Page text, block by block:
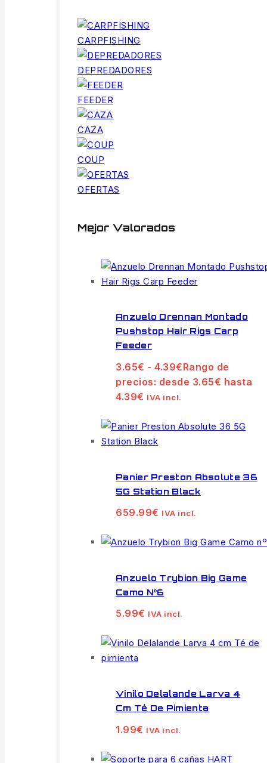
CARPFISHING
DEPREDADORES
FEEDER
CAZA
COUP
OFERTAS
Mejor Valorados
Anzuelo Drennan Montado
Pushstop Hair Rigs Carp
Feeder
3.65€ - 4.39€Rango de
precios: desde 3.65€ hasta
4.39€ IVA incl.
Panier Preston Absolute 36
5G Station Black
659.99€ IVA incl.
Anzuelo Trybion Big Game
Camo Nº6
5.99€ IVA incl.
Vinilo Delalande Larva 4
Cm Té De Pimienta
1.99€ IVA incl.